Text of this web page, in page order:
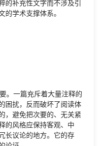
的补充性文字而不涉及引
的学术支撑体系。
。一篇充斥着大量注释的
困扰，反而破坏了阅读体
，避免把次要的、无关紧
的风格应保持客观、中
长议论的地方。它的存